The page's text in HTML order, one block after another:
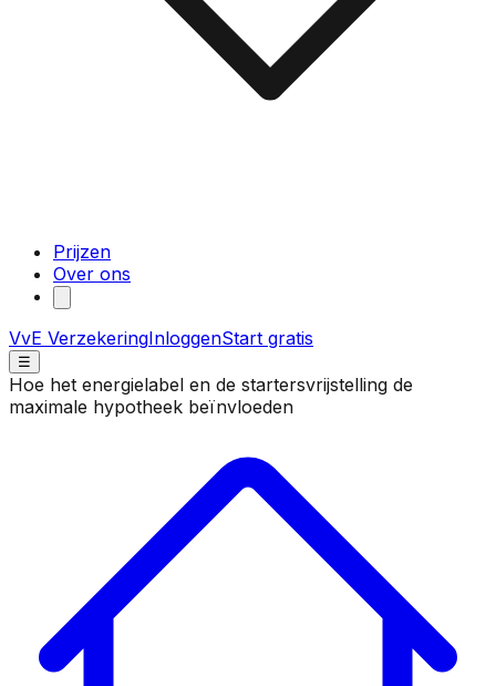
Prijzen
Over ons
VvE VerzekeringInloggenStart gratis
☰
Hoe het energielabel en de startersvrijstelling de
maximale hypotheek beïnvloeden